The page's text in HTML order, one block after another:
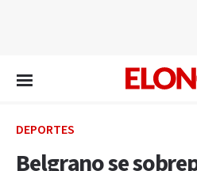
DEPORTES
Belgrano se